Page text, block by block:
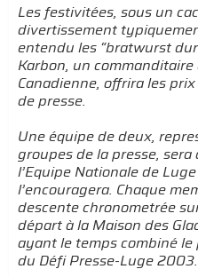
Les festivitées, sous un
divertissement
entendu les “bratwurst
Karbon, un commanditaire
Canadienne, offrira les
de presse.
Une équipe de deux,
groupes de la presse,
l’Equipe Nationale de
l’encouragera. Chaque
descente chronometrée
départ à la Maison des
ayant le temps combiné
du Défi Presse-Luge 2003.